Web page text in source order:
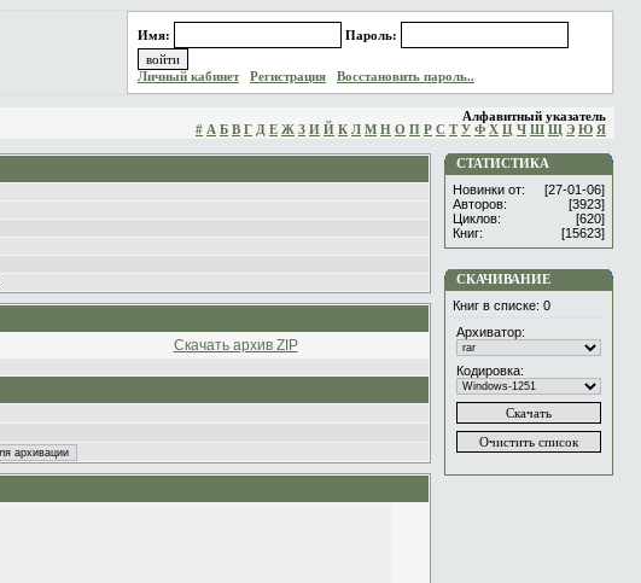
Имя: Пароль:
Личный кабинет Регистрация Восстановить пароль..
Алфавитный указатель
# А Б В Г Д Е Ж З И Й К Л М Н О П Р С Т У Ф Х Ц Ч Ш Щ Э Ю Я
Скачать архив ZIP
СТАТИСТИКА
Новинки от:
[27-01-06]
Авторов:
[3923]
Циклов:
[620]
Книг:
[15623]
СКАЧИВАНИЕ
Книг в списке: 0
Архиватор:
Кодировка: